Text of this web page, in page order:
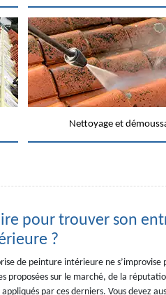
Nettoyage et
pour trouver son
?
de peinture intérieure ne s’improvise
proposées sur le marché, de la
par ces derniers. Vous devez